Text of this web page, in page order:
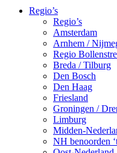
Regio’s
Regio’s
Amsterdam
Arnhem /
Regio
Breda / Tilburg
Den Bosch
Den Haag
Friesland
Groningen /
Limburg
Midden-
NH benoorden